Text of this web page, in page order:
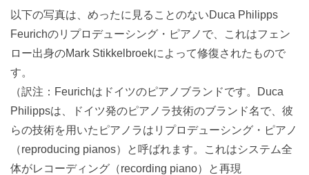
以下の写真は、めったに見ることのないDuca Philipps
Feurichのリプロデューシング・ピアノで、これはフェン
ロー出身のMark Stikkelbroekによって修復されたもので
す。
（訳注：Feurichはドイツのピアノブランドです。Duca
Philippsは、ドイツ発のピアノラ技術のブランド名で、彼
らの技術を用いたピアノラはリプロデューシング・ピアノ
（reproducing pianos）と呼ばれます。これはシステム全
体がレコーディング（recording piano）と再現